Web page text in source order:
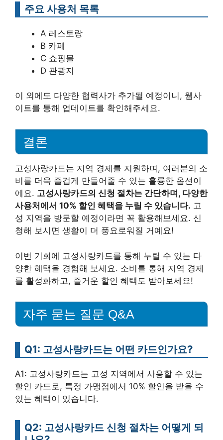
주요 사용처 목록
A 레스토랑
B 카페
C 쇼핑몰
D 관광지
이 외에도 다양한 협력사가 추가될 예정이니, 웹사
이트를 통해 업데이트를 확인해주세요.
결론
고성사랑카드는 지역 경제를 지원하며, 여러분의 소
비를 더욱 즐겁게 만들어줄 수 있는 훌륭한 옵션이
에요. 고성사랑카드의 신청 절차는 간단하며, 다양한
사용처에서 10% 할인 혜택을 누릴 수 있습니다. 고
성 지역을 방문할 예정이라면 꼭 활용해보세요. 신
청해 보시면 생활이 더 풍요로워질 거예요!
이번 기회에 고성사랑카드를 통해 누릴 수 있는 다
양한 혜택을 경험해 보세요. 소비를 통해 지역 경제
를 활성화하고, 즐거운 할인 혜택도 받아보세요!
자주 묻는 질문 Q&A
Q1: 고성사랑카드는 어떤 카드인가요?
A1: 고성사랑카드는 고성 지역에서 사용할 수 있는
할인 카드로, 특정 가맹점에서 10% 할인을 받을 수
있는 혜택이 있습니다.
Q2: 고성사랑카드 신청 절차는 어떻게 되